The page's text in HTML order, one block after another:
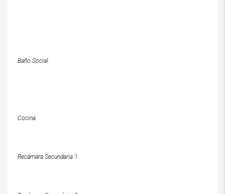
Baño Social
Cocina
Recámara Secundaria 1